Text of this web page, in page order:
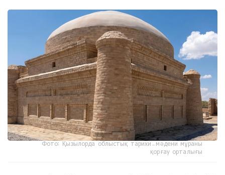
Фото: Қызылорда облыстық тарихи-мәдени мұраны
қорғау орталығы